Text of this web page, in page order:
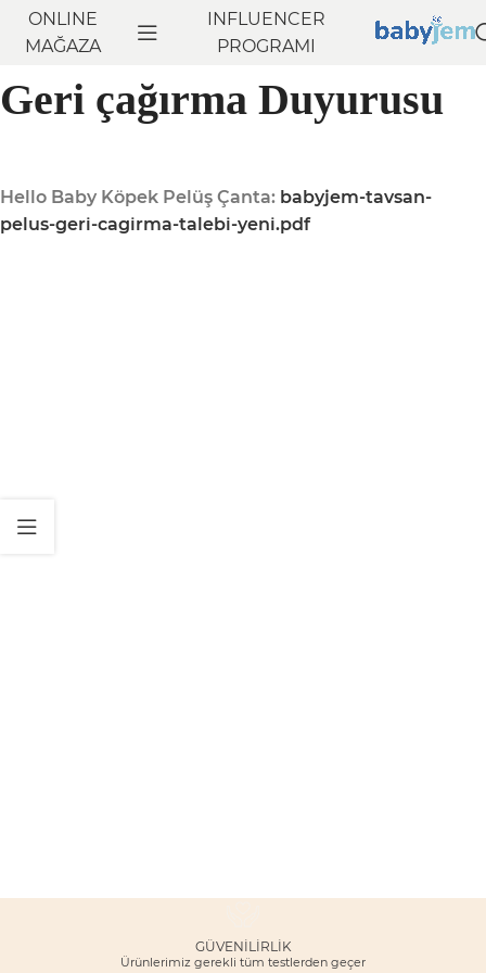
ONLINE
MAĞAZA
INFLUENCER
PROGRAMI
Geri çağırma Duyurusu
Hello Baby Köpek Pelüş Çanta: babyjem-tavsan-
pelus-geri-cagirma-talebi-yeni.pdf
GÜVENILIRLIK
Ürünlerimiz gerekli tüm testlerden geçer